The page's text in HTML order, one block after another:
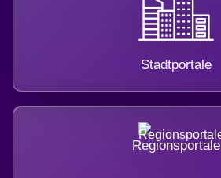
Stadtportale
Regionsportale